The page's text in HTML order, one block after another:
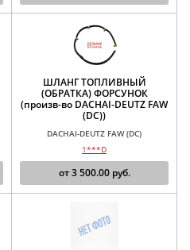
ШЛАНГ ТОПЛИВНЫЙ
(ОБРАТКА) ФОРСУНОК
(произв-во DACHAI-DEUTZ FAW
(DC))
DACHAI-DEUTZ FAW (DC)
1***D
от3 500.00руб.